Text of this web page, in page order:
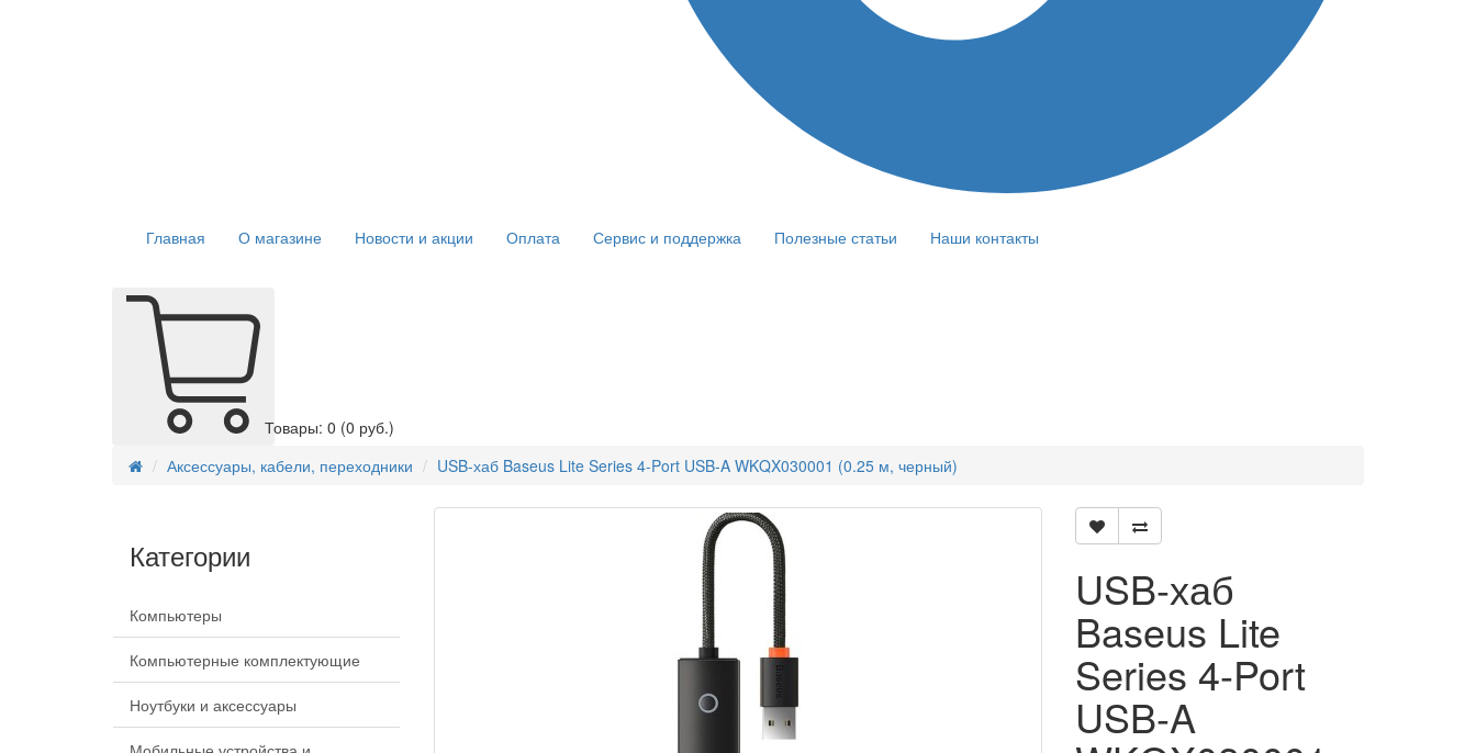
Главная О магазине Новости и акции Оплата Сервис и поддержка Полезные статьи Наши контакты
Товары: 0 (0 руб.)
Аксессуары, кабели, переходники
USB-хаб Baseus Lite Series 4-Port USB-A WKQX030001 (0.25 м, черный)
Категории
Компьютеры
Компьютерные комплектующие
Ноутбуки и аксессуары
USB-хаб
Baseus Lite
Series 4-Port
USB-A